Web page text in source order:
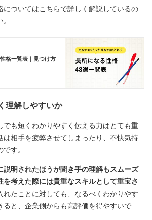
についてはこちらで詳しく解説しているの
格一覧表｜見つけ方
理解しやすいか
でも短くわかりやすく伝える力はとても重
は相手を疲弊させてしまったり、不快気持
す。
説明されたほうが聞き手の理解もスムーズ
を考えた際には貴重なスキルとして重宝さ
れたことに対しても、なるべくわかりやす
ると、企業側からも高評価を得やすいで